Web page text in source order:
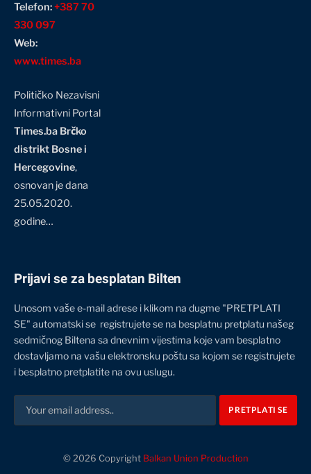
Telefon:+387 70
330 097
Web:
www.times.ba
Političko Nezavisni
Informativni Portal
Times.ba Brčko
distrikt Bosne i
Hercegovine,
osnovan je dana
25.05.2020.
godine…
Prijavi se za besplatan Bilten
Unosom vaše e-mail adrese i klikom na dugme "PRETPLATI
SE" automatski se registrujete se na besplatnu pretplatu našeg
sedmičnog Biltena sa dnevnim vijestima koje vam besplatno
dostavljamo na vašu elektronsku poštu sa kojom se registrujete
i besplatno pretplatite na ovu uslugu.
© 2026 Copyright Balkan Union Production